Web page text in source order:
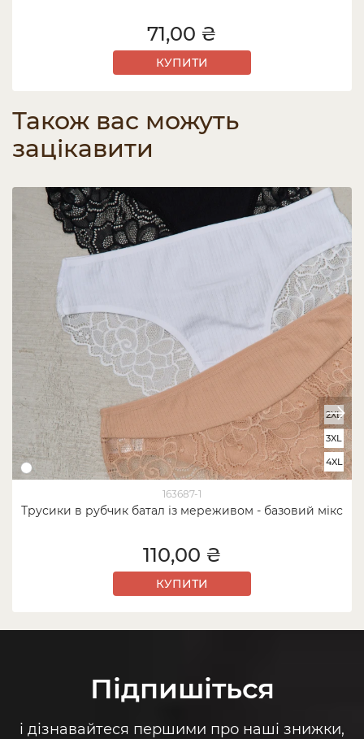
71,00 ₴
КУПИТИ
Також вас можуть
зацікавити
163687-1
Трусики в рубчик батал із мереживом - базовий мікс
2XL
3XL
4XL
110,00 ₴
КУПИТИ
Підпишіться
і дізнавайтеся першими про наші знижки,